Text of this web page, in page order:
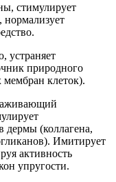
стимулирует
нормализует
устраняет
природного
клеток).
дермы (коллагена,
Имитирует
активность
упругости.